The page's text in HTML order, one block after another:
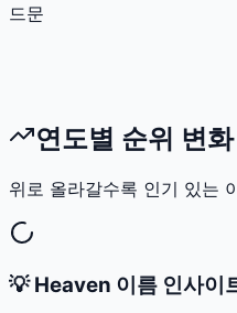
드문
연도별 순위 변
위로 올라갈수록 인기 있는
💡Heaven 이름 인사이